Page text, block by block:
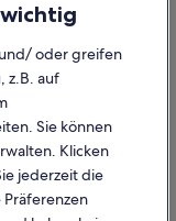
oder greifen
z.B. auf
Sie können
Klicken
jederzeit die